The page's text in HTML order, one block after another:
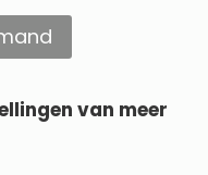
van meer